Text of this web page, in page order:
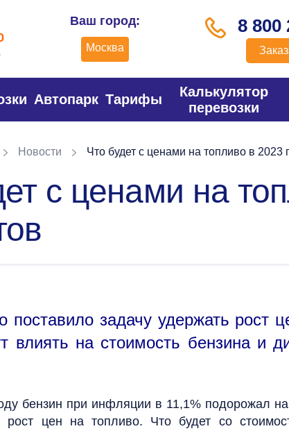
Ваш город:
Москва
8 800
Автопарк Тарифы
Калькулятор
перевозки
Новости Что будет с ценами на топливо в 2023
с ценами на
поставило задачу удержать
влиять на стоимость бензина и
бензин при инфляции в 11,1% подорожал
рост цен на топливо. Что будет со